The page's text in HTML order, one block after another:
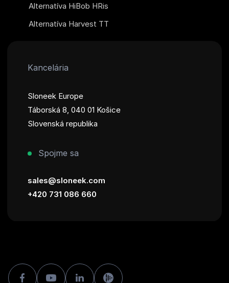
Alternatíva HiBob HRis
Alternatíva Harvest TT
Kancelária
Sloneek Europe
Táborská 8, 040 01 Košice
Slovenská republika
Spojme sa
sales@sloneek.com
+420 731 086 660